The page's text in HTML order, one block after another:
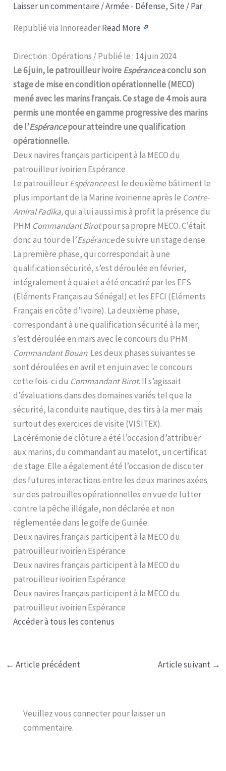
Laisser un commentaire /Armée - Défense, Site / Par
Republié via InnoreaderRead More
Direction : Opérations / Publié le : 14 juin 2024
Le 6 juin, le patrouilleur ivoireEspérancea conclu son
stage de mise en condition opérationnelle (MECO)
mené avec les marins français. Ce stage de 4 mois aura
permis une montée en gamme progressive des marins
de l’Espérancepour atteindre une qualification
opérationnelle.
Deux navires français participent à la MECO du
patrouilleur ivoirien Espérance
Le patrouilleurEspéranceest le deuxième bâtiment le
plus important de la Marine ivoirienne après le Contre-
Amiral Fadika,qui a lui aussi mis à profit la présence du
PHM Commandant Birotpour sa propre MECO. C’était
donc au tour de l’Espérancede suivre un stage dense.
La première phase, qui correspondait à une
qualification sécurité, s’est déroulée en février,
intégralement à quai et a été encadré par les EFS
(Eléments Français au Sénégal) et les EFCI (Eléments
Français en côte d’Ivoire). La deuxième phase,
correspondant à une qualification sécurité à la mer,
s’est déroulée en mars avec le concours du PHM
Commandant Bouan. Les deux phases suivantes se
sont déroulées en avril et en juin avec le concours
cette fois-ci du Commandant Birot. Il s’agissait
d’évaluations dans des domaines variés tel que la
sécurité, la conduite nautique, des tirs à la mer mais
surtout des exercices de visite (VISITEX).
La cérémonie de clôture a été l’occasion d’attribuer
aux marins, du commandant au matelot, un certificat
de stage. Elle a également été l’occasion de discuter
des futures interactions entre les deux marines axées
sur des patrouilles opérationnelles en vue de lutter
contre la pêche illégale, non déclarée et non
réglementée dans le golfe de Guinée.
Deux navires français participent à la MECO du
patrouilleur ivoirien Espérance
Deux navires français participent à la MECO du
patrouilleur ivoirien Espérance
Deux navires français participent à la MECO du
patrouilleur ivoirien Espérance
Accéder à tous les contenus
← Article précédent Article suivant →
Veuillez vous connecter pour laisser un
commentaire.